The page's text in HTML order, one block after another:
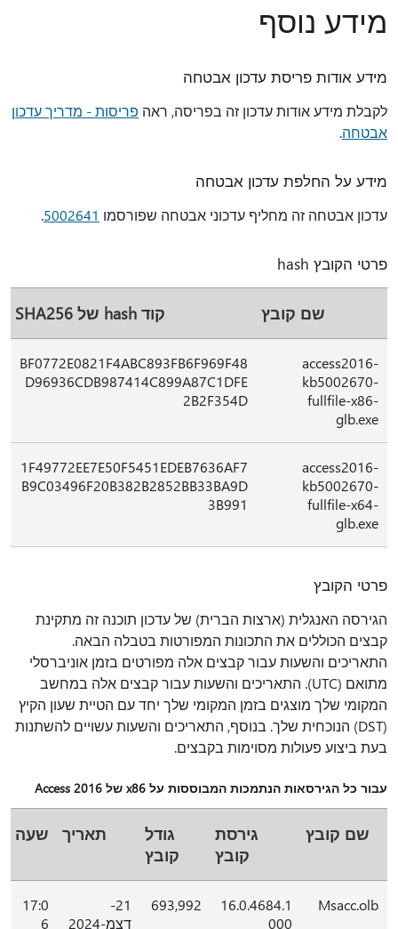
מידע נוסף
מידע אודות פריסת עדכון אבטחה
לקבלת מידע אודות עדכון זה בפריסה, ראה פריסות - מדריך עדכון
אבטחה.
מידע על החלפת עדכון אבטחה
עדכון אבטחה זה מחליף עדכוני אבטחה שפורסמו 5002641
.
פרטי הקובץ hash
שם קובץ קוד hash של SHA256
access2016-
kb5002670-
fullfile-x86-
glb.exe
BF0772E0821F4ABC893FB6F969F48
D96936CDB987414C899A87C1DFE
2B2F354D
access2016-
kb5002670-
fullfile-x64-
glb.exe
1F49772EE7E50F5451EDEB7636AF7
B9C03496F20B382B2852BB33BA9D
3B991
פרטי הקובץ
הגירסה האנגלית (ארצות הברית) של עדכון תוכנה זה מתקינת
קבצים הכוללים את התכונות המפורטות בטבלה הבאה.
התאריכים והשעות עבור קבצים אלה מפורטים בזמן אוניברסלי
מתואם (UTC). התאריכים והשעות עבור קבצים אלה במחשב
המקומי שלך מוצגים בזמן המקומי שלך יחד עם הטיית שעון הקיץ
(DST) הנוכחית שלך. בנוסף, התאריכים והשעות עשויים להשתנות
בעת ביצוע פעולות מסוימות בקבצים.
עבור כל הגירסאות הנתמכות המבוססות על x86 של Access 2016
שם קובץ
גירסת
קובץ
גודל
קובץ
תאריך שעה
Msacc.olb
16.0.4684.1
000
693,992
21-
דצמ-2024
17:0
6